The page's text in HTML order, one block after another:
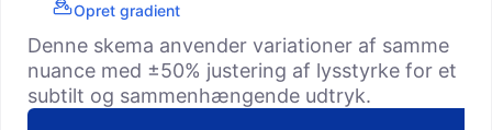
Opret gradient
Denne skema anvender variationer af samme
nuance med ±50% justering af lysstyrke for et
subtilt og sammenhængende udtryk.